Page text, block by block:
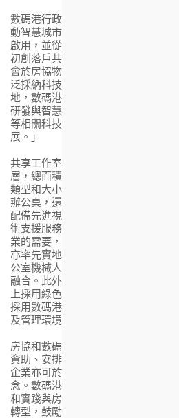
數碼港行政總裁任景信表示：「數碼
動智慧城市發展，非常高興與房協合
啟用，並從與房協合辦的科技概念驗
初創落戶共享工作室，助他們取得資
會於房協物業率先應用創新方案，展
泛採納科技成果。北部都會區是推動
地，數碼港與房協將繼續緊密合作，
研發與智慧大廈、物業管理、智慧家
等相關科技，全力帶動北部都會區的
展。」
共享工作室設於房協位於粉嶺新成立
層，總面積達八千平方呎。共享工作
類型和大小的工作空間，包括商務辦
辦公桌，還設有靈活設置模式的展示
配備先進視訊、5G高速網絡及4K直
術支援服務，以便提供高效靈活的工
業的需要，促進初創企業與業界和合
亦率先實地採用數碼港初創企業研發
公室機械人和智慧電話亭，以更進一
融合。此外，工作室希望創造智能及
上採用綠色認證及可循環再生物料，
採用數碼港培育初創的環境、社會及
及管理環境影響。
房協和數碼港的合作先為期五年。房
資助、安排專業人員分享房屋發展及
企業亦可於房協轄下的出租屋邨及商
念。數碼港亦會提供創業指導及舉辦
和實踐與房地產相關的創新科技產品
轉型，鼓勵年青人投身創科，建構智